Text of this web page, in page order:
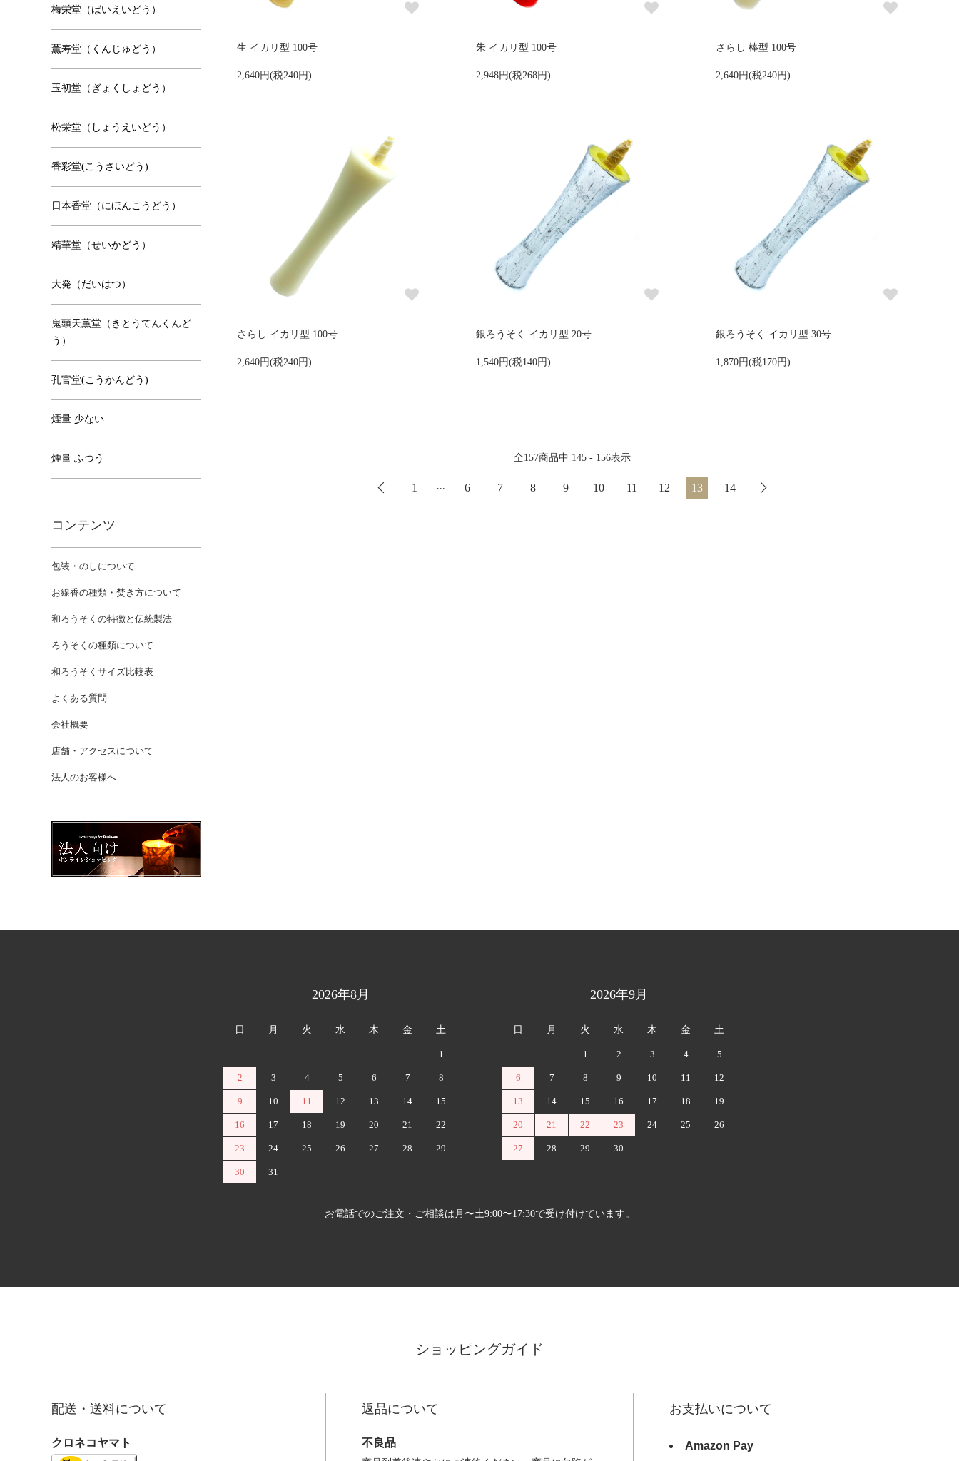
生 イカリ型 100号
2,640円(税240円)
朱 イカリ型 100号
2,948円(税268円)
さらし 棒型 100号
2,640円(税240円)
さらし イカリ型 100号
2,640円(税240円)
銀ろうそく イカリ型 20号
1,540円(税140円)
銀ろうそく イカリ型 30号
1,870円(税170円)
全157商品中 145 - 156表示
1 ... 6 7 8 9 10 11 12 13 14
梅栄堂（ばいえいどう）
薫寿堂（くんじゅどう）
玉初堂（ぎょくしょどう）
松栄堂（しょうえいどう）
香彩堂(こうさいどう)
日本香堂（にほんこうどう）
精華堂（せいかどう）
大発（だいはつ）
鬼頭天薫堂（きとうてんくんど
う）
孔官堂(こうかんどう)
煙量 少ない
煙量 ふつう
コンテンツ
包装・のしについて
お線香の種類・焚き方について
和ろうそくの特徴と伝統製法
ろうそくの種類について
和ろうそくサイズ比較表
よくある質問
会社概要
店舗・アクセスについて
法人のお客様へ
2026年8月
日 月 火 水 木 金 土
1
2 3 4 5 6 7 8
9 10 11 12 13 14 15
16 17 18 19 20 21 22
23 24 25 26 27 28 29
30 31
2026年9月
日 月 火 水 木 金 土
1 2 3 4 5
6 7 8 9 10 11 12
13 14 15 16 17 18 19
20 21 22 23 24 25 26
27 28 29 30
お電話でのご注文・ご相談は月〜土9:00〜17:30で受け付けています。
ショッピングガイド
配送・送料について
クロネコヤマト
返品について
不良品
お支払いについて
Amazon Pay